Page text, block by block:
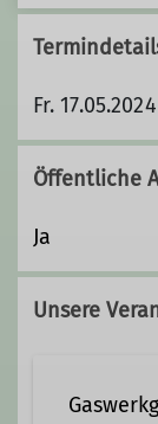
Fr.
Öffentliche
Ja
Unsere